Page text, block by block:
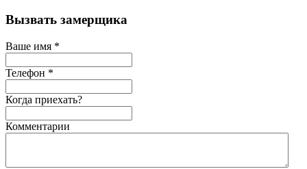
Вызвать замерщика
Ваше имя *
Телефон *
Когда приехать?
Комментарии